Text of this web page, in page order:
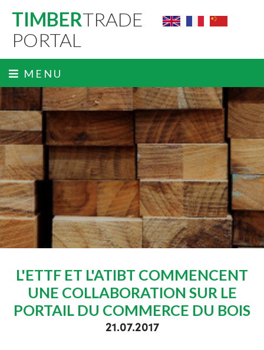
TIMBERTRADE
PORTAL
MENU
L'ETTF ET L'ATIBT COMMENCENT
UNE COLLABORATION SUR LE
PORTAIL DU COMMERCE DU BOIS
21.07.2017